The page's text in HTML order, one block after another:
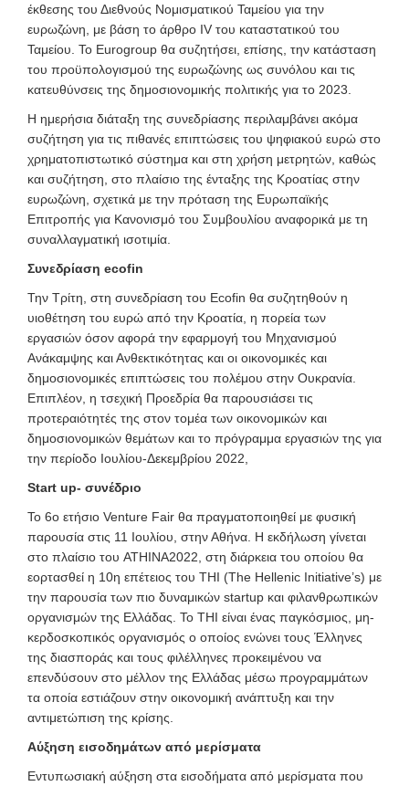
έκθεσης του Διεθνούς Νομισματικού Ταμείου για την
ευρωζώνη, με βάση το άρθρο IV του καταστατικού του
Ταμείου. Το Eurogroup θα συζητήσει, επίσης, την κατάσταση
του προϋπολογισμού της ευρωζώνης ως συνόλου και τις
κατευθύνσεις της δημοσιονομικής πολιτικής για το 2023.
Η ημερήσια διάταξη της συνεδρίασης περιλαμβάνει ακόμα
συζήτηση για τις πιθανές επιπτώσεις του ψηφιακού ευρώ στο
χρηματοπιστωτικό σύστημα και στη χρήση μετρητών, καθώς
και συζήτηση, στο πλαίσιο της ένταξης της Κροατίας στην
ευρωζώνη, σχετικά με την πρόταση της Ευρωπαϊκής
Επιτροπής για Κανονισμό του Συμβουλίου αναφορικά με τη
συναλλαγματική ισοτιμία.
Συνεδρίαση ecofin
Την Τρίτη, στη συνεδρίαση του Ecofin θα συζητηθούν η
υιοθέτηση του ευρώ από την Κροατία, η πορεία των
εργασιών όσον αφορά την εφαρμογή του Μηχανισμού
Ανάκαμψης και Ανθεκτικότητας και οι οικονομικές και
δημοσιονομικές επιπτώσεις του πολέμου στην Ουκρανία.
Επιπλέον, η τσεχική Προεδρία θα παρουσιάσει τις
προτεραιότητές της στον τομέα των οικονομικών και
δημοσιονομικών θεμάτων και το πρόγραμμα εργασιών της για
την περίοδο Ιουλίου-Δεκεμβρίου 2022,
Start up- συνέδριο
Το 6ο ετήσιο Venture Fair θα πραγματοποιηθεί με φυσική
παρουσία στις 11 Ιουλίου, στην Αθήνα. Η εκδήλωση γίνεται
στο πλαίσιο του ATHINA2022, στη διάρκεια του οποίου θα
εορτασθεί η 10η επέτειος του THI (The Hellenic Initiative’s) με
την παρουσία των πιο δυναμικών startup και φιλανθρωπικών
οργανισμών της Ελλάδας. Το ΤΗΙ είναι ένας παγκόσμιος, μη-
κερδοσκοπικός οργανισμός ο οποίος ενώνει τους Έλληνες
της διασποράς και τους φιλέλληνες προκειμένου να
επενδύσουν στο μέλλον της Ελλάδας μέσω προγραμμάτων
τα οποία εστιάζουν στην οικονομική ανάπτυξη και την
αντιμετώπιση της κρίσης.
Αύξηση εισοδημάτων από μερίσματα
Εντυπωσιακή αύξηση στα εισοδήματα από μερίσματα που